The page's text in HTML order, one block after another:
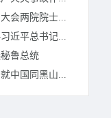
会两院院士...
近平总书记...
鲁总统
中国同黑山...